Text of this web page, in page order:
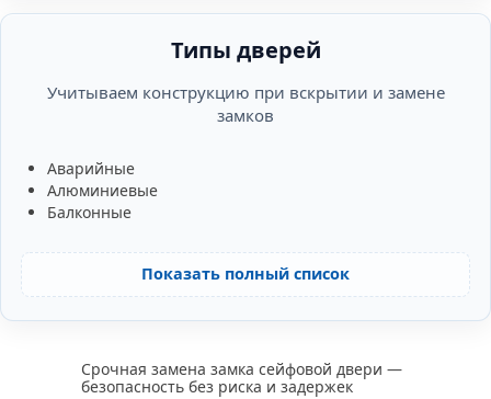
Типы дверей
Учитываем конструкцию при вскрытии и замене
замков
Аварийные
Алюминиевые
Балконные
Показать полный список
Срочная замена замка сейфовой двери —
безопасность без риска и задержек